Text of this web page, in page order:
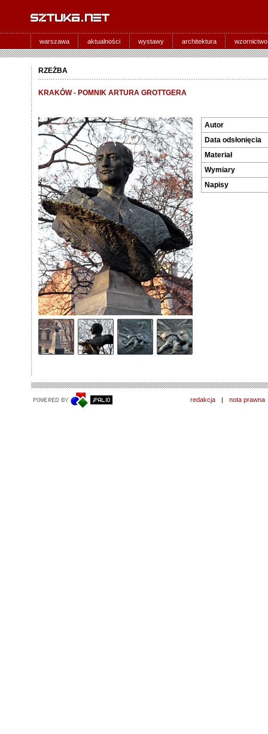
warszawa aktualności wystawy architektura wzornictwo
RZEŻBA
KRAKÓW - POMNIK ARTURA GROTTGERA
Autor
Data odsłonięcia
Materiał
Wymiary
Napisy
redakcja | nota prawna